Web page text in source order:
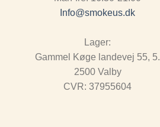
Info@smokeus.dk
Lager:
Gammel Køge landevej 55, 5.
2500 Valby
CVR: 37955604